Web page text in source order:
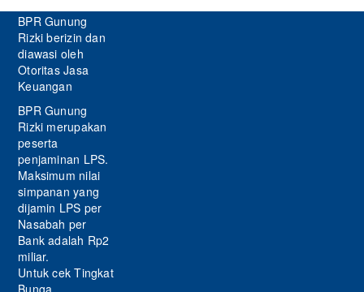
BPR Gunung
Rizki berizin dan
diawasi oleh
Otoritas Jasa
Keuangan
BPR Gunung
Rizki merupakan
peserta
penjaminan LPS.
Maksimum nilai
simpanan yang
dijamin LPS per
Nasabah per
Bank adalah Rp2
miliar.
Untuk cek Tingkat
Bunga